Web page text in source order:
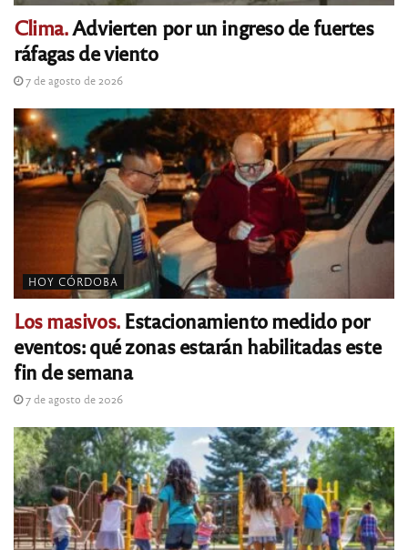
Clima.Advierten por un ingreso de fuertes
ráfagas de viento
7 de agosto de 2026
HOY CÓRDOBA
Los masivos.Estacionamiento medido por
eventos: qué zonas estarán habilitadas este
fin de semana
7 de agosto de 2026